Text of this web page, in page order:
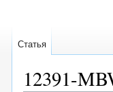
12391-
Статья